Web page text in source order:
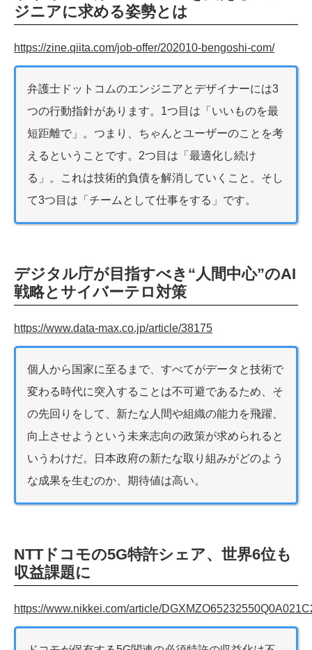
ジニアに求める姿勢とは
https://zine.qiita.com/job-offer/202010-bengoshi-com/
弁護士ドットコムのエンジニアとデザイナーには3
つの行動指針があります。1つ目は「いいものを最
短距離で」。つまり、ちゃんとユーザーのことを考
えるということです。2つ目は「最適化し続け
る」。これは技術的負債を解消していくこと。そし
て3つ目は「チームとして仕事をする」です。
デジタル庁が目指すべき“人間中心”のAI
戦略とサイバーテロ対策
https://www.data-max.co.jp/article/38175
個人から国家に至るまで、すべてがデータと技術で
変わる時代に突入することは不可避であるため、そ
の先回りをして、新たな人間や組織の能力を飛躍、
向上させようという未来志向の政策が求められると
いうわけだ。日本政府の新たな取り組みがどのよう
な成果を生むのか、期待値は高い。
NTTドコモの5G特許シェア、世界6位も
収益課題に
https://www.nikkei.com/article/